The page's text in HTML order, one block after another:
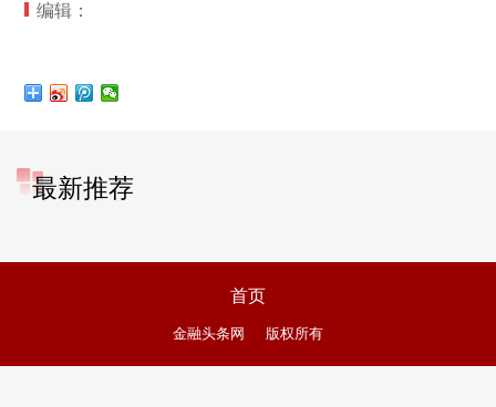
编辑：
最新推荐
首页
金融头条网 版权所有